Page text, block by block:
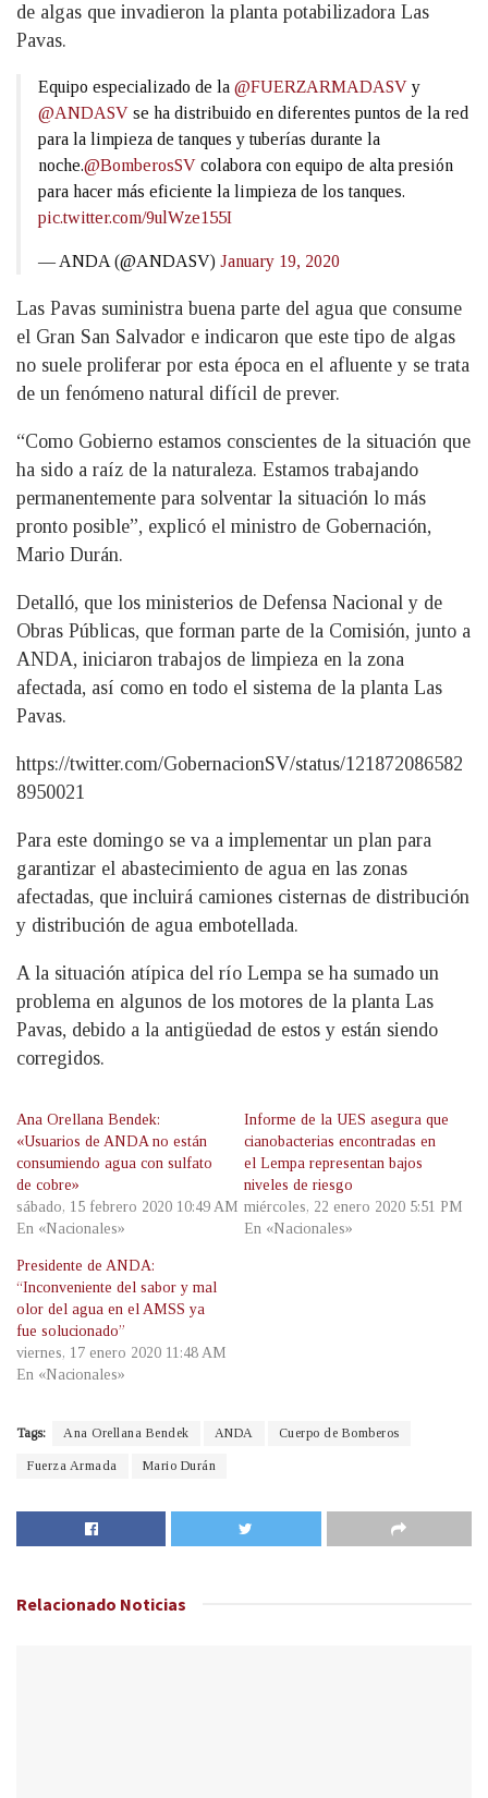
de algas que invadieron la planta potabilizadora Las
Pavas.
Equipo especializado de la @FUERZARMADASV y
@ANDASV se ha distribuido en diferentes puntos de la red
para la limpieza de tanques y tuberías durante la
noche.@BomberosSV colabora con equipo de alta presión
para hacer más eficiente la limpieza de los tanques.
pic.twitter.com/9ulWze155I
— ANDA (@ANDASV) January 19, 2020
Las Pavas suministra buena parte del agua que consume
el Gran San Salvador e indicaron que este tipo de algas
no suele proliferar por esta época en el afluente y se trata
de un fenómeno natural difícil de prever.
“Como Gobierno estamos conscientes de la situación que
ha sido a raíz de la naturaleza. Estamos trabajando
permanentemente para solventar la situación lo más
pronto posible”, explicó el ministro de Gobernación,
Mario Durán.
Detalló, que los ministerios de Defensa Nacional y de
Obras Públicas, que forman parte de la Comisión, junto a
ANDA, iniciaron trabajos de limpieza en la zona
afectada, así como en todo el sistema de la planta Las
Pavas.
https://twitter.com/GobernacionSV/status/121872086582
8950021
Para este domingo se va a implementar un plan para
garantizar el abastecimiento de agua en las zonas
afectadas, que incluirá camiones cisternas de distribución
y distribución de agua embotellada.
A la situación atípica del río Lempa se ha sumado un
problema en algunos de los motores de la planta Las
Pavas, debido a la antigüedad de estos y están siendo
corregidos.
Ana Orellana Bendek:
«Usuarios de ANDA no están
consumiendo agua con sulfato
de cobre»
sábado, 15 febrero 2020 10:49 AM
En «Nacionales»
Informe de la UES asegura que
cianobacterias encontradas en
el Lempa representan bajos
niveles de riesgo
miércoles, 22 enero 2020 5:51 PM
En «Nacionales»
Presidente de ANDA:
“Inconveniente del sabor y mal
olor del agua en el AMSS ya
fue solucionado”
viernes, 17 enero 2020 11:48 AM
En «Nacionales»
Tags: Ana Orellana Bendek ANDA Cuerpo de Bomberos
Fuerza Armada Mario Durán
Relacionado Noticias